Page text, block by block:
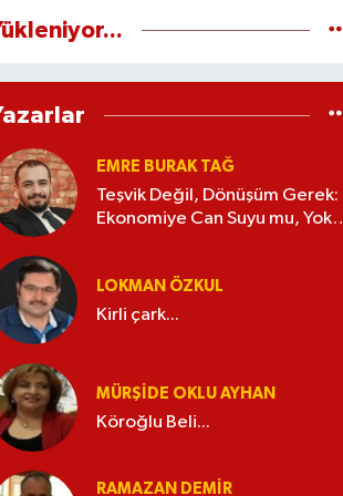
EMRE BURAK TAĞ
Teşvik Değil, Dönüşüm Gerek:
Ekonomiye Can Suyu mu,
LOKMAN ÖZKUL
Kirli çark...
MÜRŞIDE OKLU AYHAN
Köroğlu Beli...
RAMAZAN DEMİR